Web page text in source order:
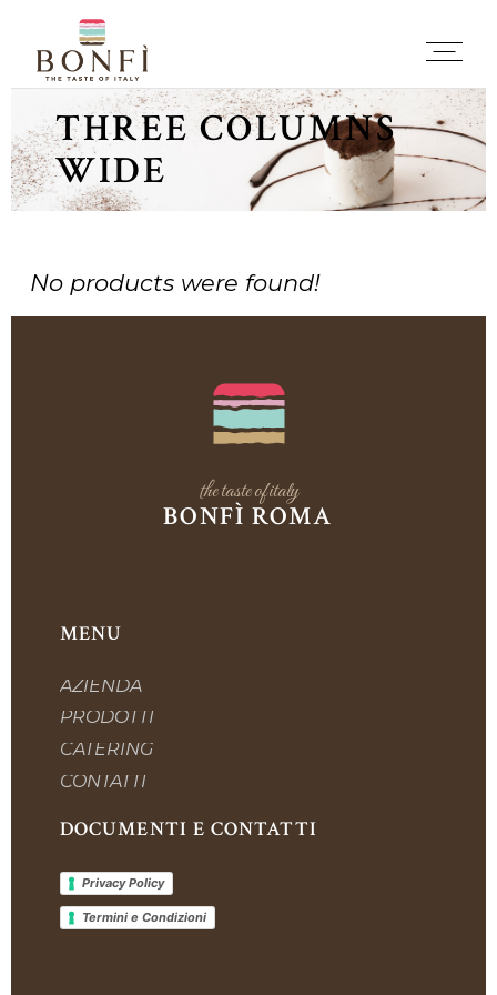
THREE COLUMNS
WIDE
No products were found!
the taste of italy
BONFÌ ROMA
MENU
AZIENDA
PRODOTTI
CATERING
CONTATTI
DOCUMENTI E CONTATTI
Privacy Policy
Termini e Condizioni